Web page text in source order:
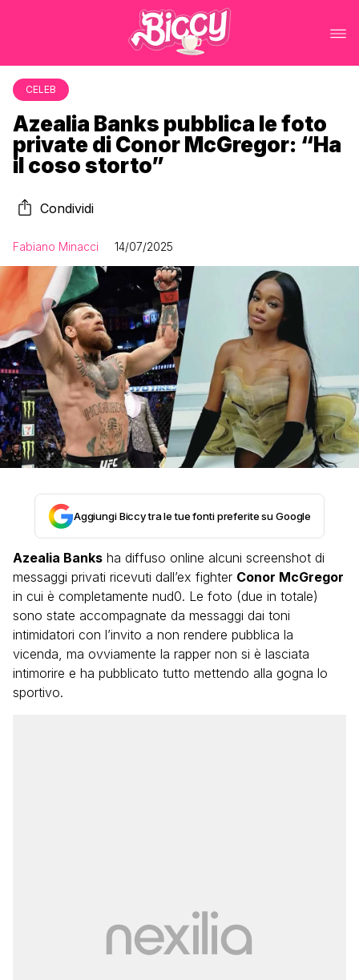
CELEB
Azealia Banks pubblica le foto
private di Conor McGregor: “Ha
il coso storto”
Condividi
Fabiano Minacci 14/07/2025
Aggiungi Biccy tra le tue fonti preferite su Google
Azealia Banks ha diffuso online alcuni screenshot di
messaggi privati ricevuti dall’ex fighter Conor McGregor
in cui è completamente nud0. Le foto (due in totale)
sono state accompagnate da messaggi dai toni
intimidatori con l’invito a non rendere pubblica la
vicenda, ma ovviamente la rapper non si è lasciata
intimorire e ha pubblicato tutto mettendo alla gogna lo
sportivo.